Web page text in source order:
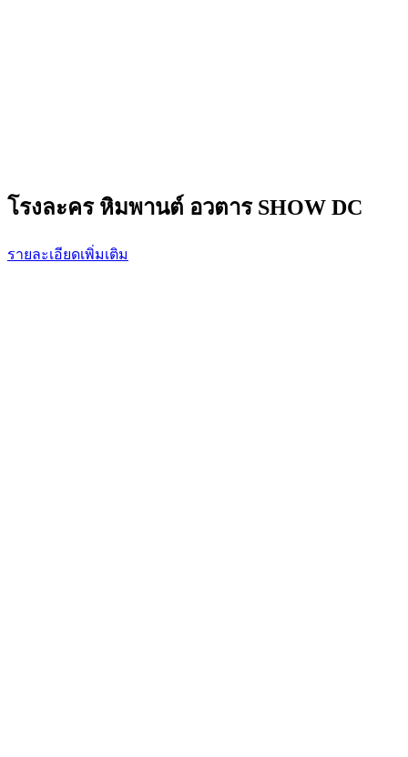
โรงละคร หิมพานต์ อวตาร SHOW DC
รายละเอียดเพิ่มเติม